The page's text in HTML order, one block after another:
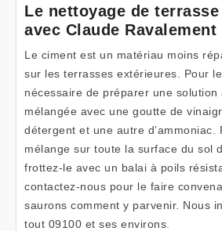
Le nettoyage de
avec Claude Ravalement
Le ciment est un matériau moins
sur les terrasses extérieures. Pour
nécessaire de préparer une solution
mélangée avec une goutte de
détergent et une autre d’ammoniac.
mélange sur toute la surface du sol
frottez-le avec un balai à poils
contactez-nous pour le faire
saurons comment y parvenir. Nous
tout 09100 et ses environs.